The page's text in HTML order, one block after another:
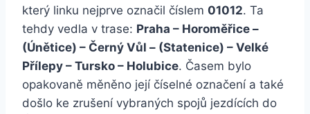
který linku nejprve označil číslem 01012. Ta
tehdy vedla v trase: Praha – Horoměřice –
(Únětice) – Černý Vůl – (Statenice) – Velké
Přílepy – Tursko – Holubice. Časem bylo
opakovaně měněno její číselné označení a také
došlo ke zrušení vybraných spojů jezdících do